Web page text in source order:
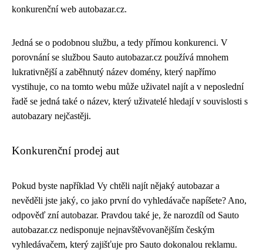
konkurenční web autobazar.cz.
Jedná se o podobnou službu, a tedy přímou konkurenci. V
porovnání se službou Sauto autobazar.cz používá mnohem
lukrativnější a zaběhnutý název domény, který napřímo
vystihuje, co na tomto webu může uživatel najít a v neposlední
řadě se jedná také o název, který uživatelé hledají v souvislosti s
autobazary nejčastěji.
Konkurenční prodej aut
Pokud byste například Vy chtěli najít nějaký autobazar a
nevěděli jste jaký, co jako první do vyhledávače napíšete? Ano,
odpověď zní autobazar. Pravdou také je, že narozdíl od Sauto
autobazar.cz nedisponuje nejnavštěvovanějším českým
vyhledávačem, který zajišťuje pro Sauto dokonalou reklamu.